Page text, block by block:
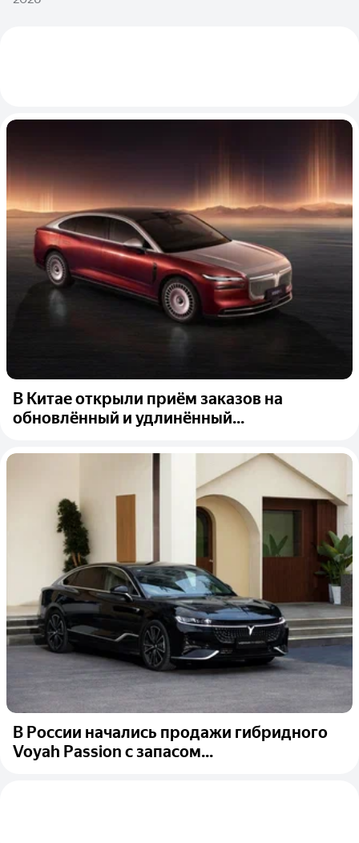
В Китае открыли приём заказов на
обновлённый и удлинённый...
В России начались продажи гибридного
Voyah Passion с запасом...